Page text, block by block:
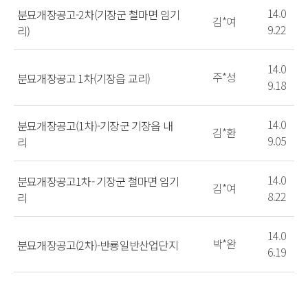
분묘개장공고-2차(기장군 철마면 임기
리)
김*여
14.0
9.22
분묘개장공고 1차(기장읍 교리) 주*성
14.0
9.18
분묘개장공고(1차)-기장군 기장읍 내
리
김*환
14.0
9.05
분묘개장공고1차- 기장군 철마면 임기
리
김*여
14.0
8.22
분묘개장공고(2차)-반룡일반산업단지 박*완
14.0
6.19